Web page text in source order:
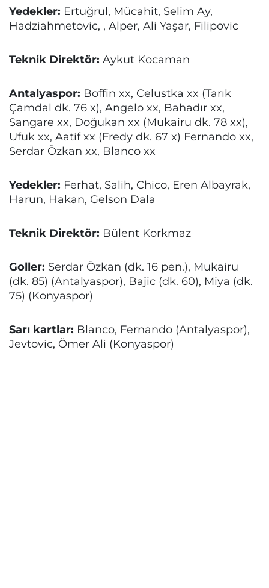
Yedekler: Ertuğrul, Mücahit, Selim Ay,
Hadziahmetovic, , Alper, Ali Yaşar, Filipovic
Teknik Direktör: Aykut Kocaman
Antalyaspor: Boffin xx, Celustka xx (Tarık
Çamdal dk. 76 x), Angelo xx, Bahadır xx,
Sangare xx, Doğukan xx (Mukairu dk. 78 xx),
Ufuk xx, Aatif xx (Fredy dk. 67 x) Fernando xx,
Serdar Özkan xx, Blanco xx
Yedekler: Ferhat, Salih, Chico, Eren Albayrak,
Harun, Hakan, Gelson Dala
Teknik Direktör: Bülent Korkmaz
Goller: Serdar Özkan (dk. 16 pen.), Mukairu
(dk. 85) (Antalyaspor), Bajic (dk. 60), Miya (dk.
75) (Konyaspor)
Sarı kartlar: Blanco, Fernando (Antalyaspor),
Jevtovic, Ömer Ali (Konyaspor)